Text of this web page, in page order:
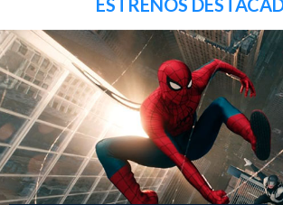
ESTRENOS